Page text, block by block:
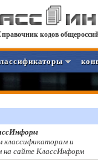
кодов
классификаторам и
на сайте КлассИнформ